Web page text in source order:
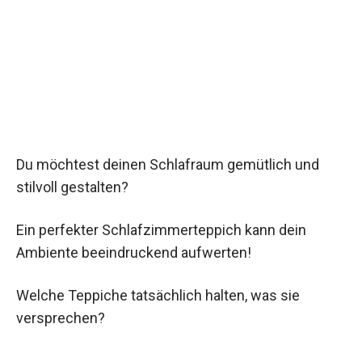
Du möchtest deinen Schlafraum gemütlich und
stilvoll gestalten?
Ein perfekter Schlafzimmerteppich kann dein
Ambiente beeindruckend aufwerten!
Welche Teppiche tatsächlich halten, was sie
versprechen?